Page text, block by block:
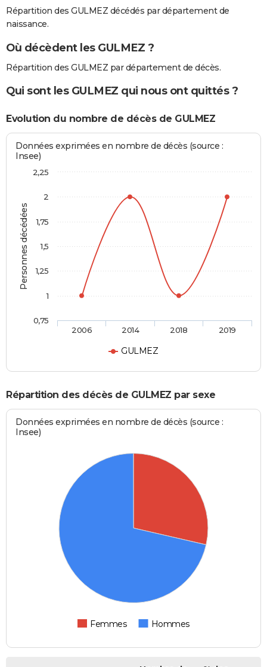
Répartition des GULMEZ décédés par département de
naissance.
Où décèdent les GULMEZ ?
Répartition des GULMEZ par département de décès.
Qui sont les GULMEZ qui nous ont quittés ?
Evolution du nombre de décès de GULMEZ
Personnes décédées
Données exprimées en nombre de décès (source :
Insee)
GULMEZ
2006 2014 2018 2019
0,75
1
1,25
1,5
1,75
2
2,25
Répartition des décès de GULMEZ par sexe
Données exprimées en nombre de décès (source :
Insee)
Femmes Hommes